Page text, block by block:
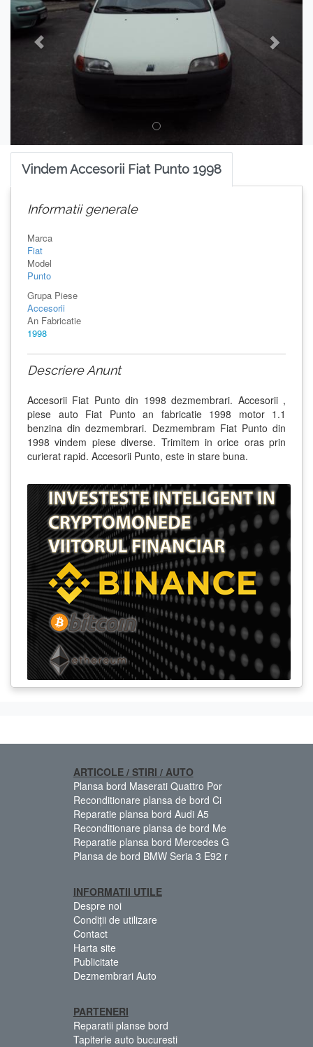
Vindem Accesorii Fiat Punto 1998
Informatii generale
Marca
Fiat
Model
Punto
Grupa Piese
Accesorii
An Fabricatie
1998
Descriere Anunt
Accesorii Fiat Punto din 1998 dezmembrari. Accesorii ,
piese auto Fiat Punto an fabricatie 1998 motor 1.1
benzina din dezmembrari. Dezmembram Fiat Punto din
1998 vindem piese diverse. Trimitem in orice oras prin
curierat rapid. Accesorii Punto, este in stare buna.
ARTICOLE / STIRI / AUTO
Plansa bord Maserati Quattro Por
Reconditionare plansa de bord Ci
Reparatie plansa bord Audi A5
Reconditionare plansa de bord Me
Reparatie plansa bord Mercedes G
Plansa de bord BMW Seria 3 E92 r
INFORMATII UTILE
Despre noi
Condiții de utilizare
Contact
Harta site
Publicitate
Dezmembrari Auto
PARTENERI
Reparatii planse bord
Tapiterie auto bucuresti